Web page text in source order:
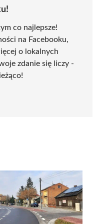
co najlepsze!
na Facebooku,
o lokalnych
zdanie się liczy -